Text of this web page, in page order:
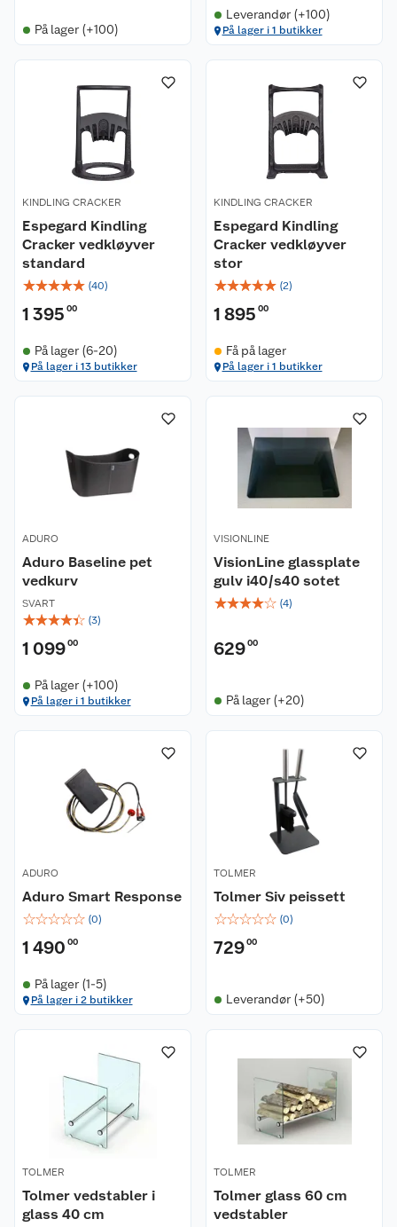
På lager (+100)
Leverandør (+100)
På lager i 1 butikker
KINDLING CRACKER
Espegard Kindling
Cracker vedkløyver
standard
☆☆☆☆☆ (40)
1 395 00
På lager (6-20)
På lager i 13 butikker
KINDLING CRACKER
Espegard Kindling
Cracker vedkløyver
stor
☆☆☆☆☆ (2)
1 895 00
Få på lager
På lager i 1 butikker
ADURO
Aduro Baseline pet
vedkurv
SVART
☆☆☆☆☆ (3)
1 09900
På lager (+100)
På lager i 1 butikker
VISIONLINE
VisionLine glassplate
gulv i40/s40 sotet
☆☆☆☆☆ (4)
62900
På lager (+20)
ADURO
Aduro Smart Response
☆☆☆☆☆ (0)
1 490 00
På lager (1-5)
På lager i 2 butikker
TOLMER
Tolmer Siv peissett
☆☆☆☆☆ (0)
72900
Leverandør (+50)
TOLMER
Tolmer vedstabler i
glass 40 cm
TOLMER
Tolmer glass 60 cm
vedstabler